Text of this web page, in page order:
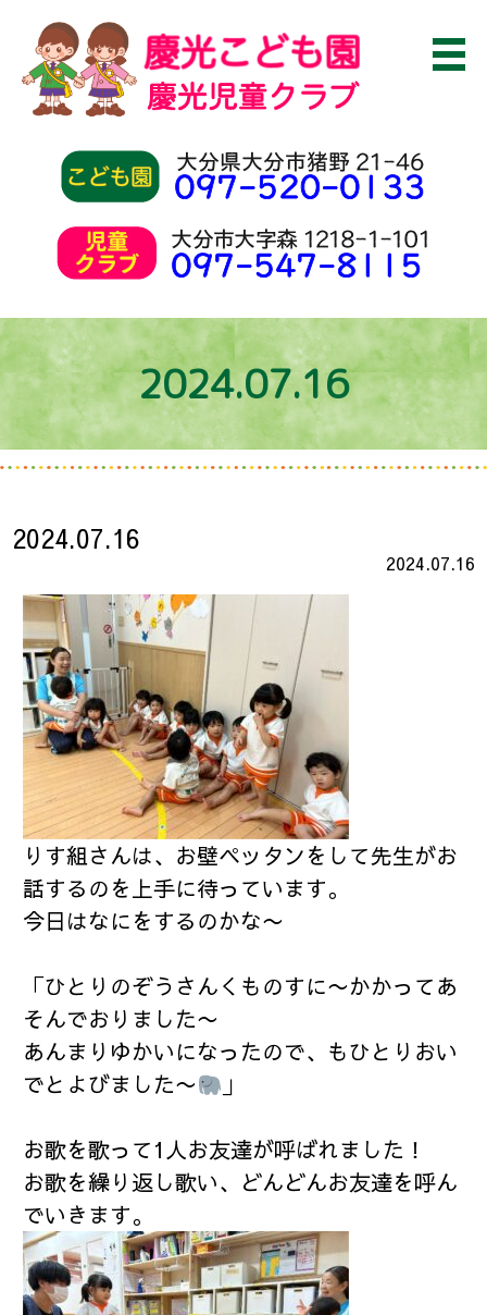
2024.07.16
2024.07.16
2024.07.16
りす組さんは、お壁ペッタンをして先生がお
話するのを上手に待っています。
今日はなにをするのかな〜
「ひとりのぞうさんくものすに〜かかってあ
そんでおりました〜
あんまりゆかいになったので、もひとりおい
でとよびました〜
」
お歌を歌って1人お友達が呼ばれました！
お歌を繰り返し歌い、どんどんお友達を呼ん
でいきます。